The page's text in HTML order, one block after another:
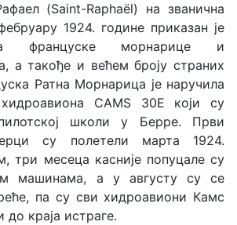
(Saint-Raphaël) на званична
1924. године приказан је
француске морнарице и
а такође и већем броју страних
Ратна Морнарица је наручила
CAMS 30Е који су
школи у Берре. Први
су полетели марта 1924.
три месеца касније попуцале су
машинама, а у августу су се
па су сви хидроавиони Камс
краја истраге.